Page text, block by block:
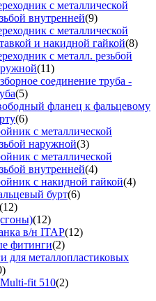
с металлической
внутренней(9)
с металлической
и накидной гайкой(8)
с металл. резьбой
(11)
соединение труба -
(5)
фланец к фальцевому
(6)
с металлической
наружной(3)
с металлической
внутренней(4)
с накидной гайкой(4)
бурт(6)
(12)
(12)
в/н ITAP(12)
фитинги(2)
для металлопластиковых
fit 510(2)